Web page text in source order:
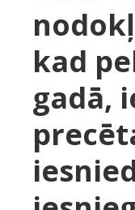
kad
gadā,